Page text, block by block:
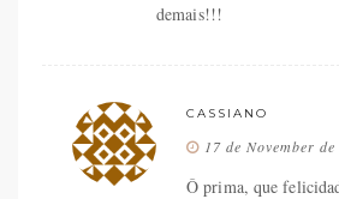
demais!!!
CASSIANO
17 de November
Ô prima, que